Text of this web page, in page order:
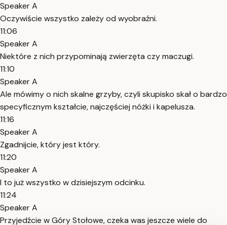
Speaker A
Oczywiście wszystko zależy od wyobraźni.
11:06
Speaker A
Niektóre z nich przypominają zwierzęta czy maczugi.
11:10
Speaker A
Ale mówimy o nich skalne grzyby, czyli skupisko skał o bardzo
specyficznym kształcie, najczęściej nóżki i kapelusza.
11:16
Speaker A
Zgadnijcie, który jest który.
11:20
Speaker A
I to już wszystko w dzisiejszym odcinku.
11:24
Speaker A
Przyjedźcie w Góry Stołowe, czeka was jeszcze wiele do